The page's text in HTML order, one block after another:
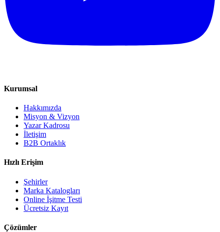
Kurumsal
Hakkımızda
Misyon & Vizyon
Yazar Kadrosu
İletişim
B2B Ortaklık
Hızlı Erişim
Şehirler
Marka Katalogları
Online İşitme Testi
Ücretsiz Kayıt
Çözümler